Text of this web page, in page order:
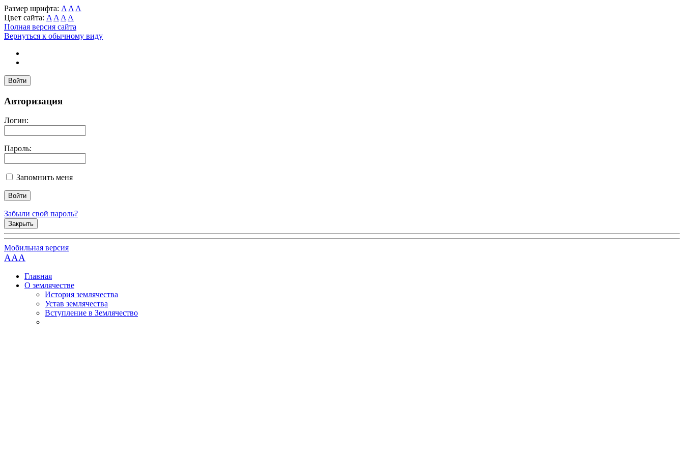
Размер шрифта: A A A
Цвет сайта: A A A A
Полная версия сайта
Вернуться к обычному виду
Войти
Авторизация
Логин:
Пароль:
Запомнить меня
Забыли свой пароль?
Закрыть
Мобильная версия
AAA
Главная
О землячестве
История землячества
Устав землячества
Вступление в Землячество